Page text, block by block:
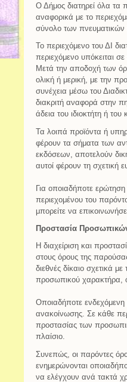
Ο Δήμος διατηρεί όλα τα
αναφορικά με το
σύνολο των πνευματικών
Το περιεχόμενο του ΔΙ
περιεχόμενο υπόκειται
Μετά την αποδοχή των
ολική ή μερική, με την
συνέχεια μέσω του
διακριτή αναφορά στην
άδεια του ιδιοκτήτη ή
Τα λοιπά προϊόντα ή
φέρουν τα σήματα των
εκδόσεων, αποτελούν
αυτοί φέρουν τη σχετική
Για οποιαδήποτε
περιεχομένου του
μπορείτε να
Προστασία
Η διαχείριση και
στους όρους της
διεθνές δίκαιο σχετικά
προσωπικού χαρακτήρα,
Οποιαδήποτε ενδεχόμενη
ανακοίνωσης. Σε κάθε
προστασίας των
πλαίσιο.
Συνεπώς, οι παρόντες
ενημερώνονται
να ελέγχουν ανά τακτά